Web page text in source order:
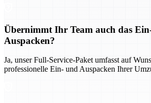
Übernimmt Ihr Team auch das
Auspacken?
Ja, unser Full-Service-Paket umfasst auf
professionelle Ein- und Auspacken Ihrer